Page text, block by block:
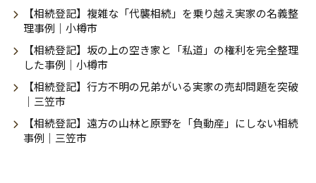
【相続登記】複雑な「代襲相続」を乗り越え実家の名義整
理事例｜小樽市
【相続登記】坂の上の空き家と「私道」の権利を完全整理
した事例｜小樽市
【相続登記】行方不明の兄弟がいる実家の売却問題を突破
｜三笠市
【相続登記】遠方の山林と原野を「負動産」にしない相続
事例｜三笠市